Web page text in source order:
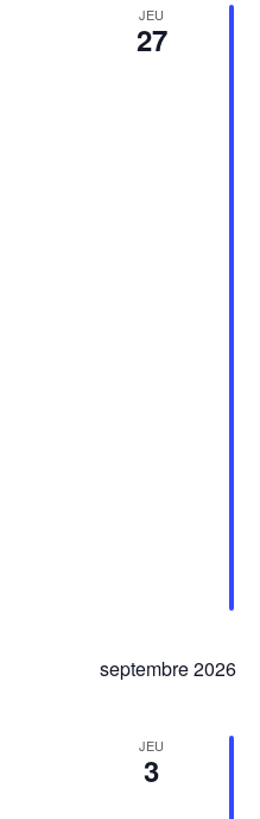
JEU
27
septembre 2026
JEU
3